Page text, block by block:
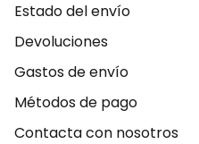
Estado del envío
Devoluciones
Gastos de envío
Métodos de pago
Contacta con nosotros